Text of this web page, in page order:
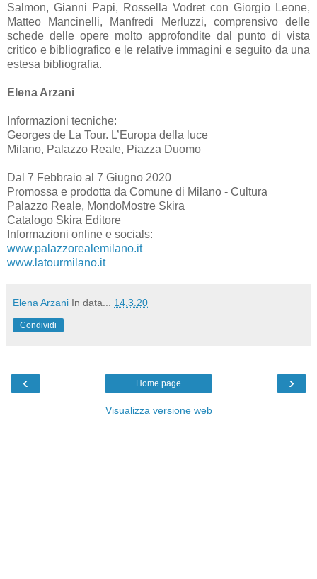
Salmon, Gianni Papi, Rossella Vodret con Giorgio Leone,
Matteo Mancinelli, Manfredi Merluzzi, comprensivo delle
schede delle opere molto approfondite dal punto di vista
critico e bibliografico e le relative immagini e seguito da una
estesa bibliografia.
Elena Arzani
Informazioni tecniche:
Georges de La Tour. L’Europa della luce
Milano, Palazzo Reale, Piazza Duomo
Dal 7 Febbraio al 7 Giugno 2020
Promossa e prodotta da Comune di Milano ‐ Cultura
Palazzo Reale, MondoMostre Skira
Catalogo Skira Editore
Informazioni online e socials:
www.palazzorealemilano.it
www.latourmilano.it
Elena Arzani In data... 14.3.20
Condividi
‹ ›
Home page
Visualizza versione web